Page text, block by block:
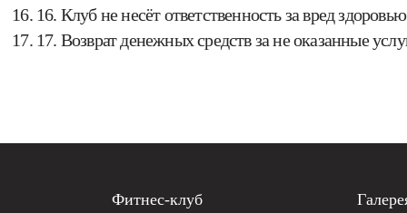
16. Клуб не несёт ответственность за вред
17. Возврат денежных средств за не оказанные
Фитнес-клуб